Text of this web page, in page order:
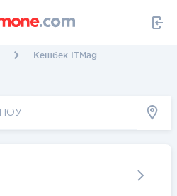
Кешбек ITMag